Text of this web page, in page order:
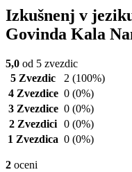
Izkušnenj v
Govinda Kala
5,0 od 5 zvezdic
5 Zvezdic
2 (100%)
4 Zvezdice 0 (0%)
3 Zvezdice 0 (0%)
2 Zvezdici 0 (0%)
1 Zvezdica 0 (0%)
2 oceni